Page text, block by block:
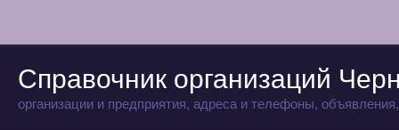
Справочник организаций
организации и предприятия, адреса и телефоны,